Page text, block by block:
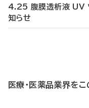
4.25 腹膜透析液 UV
知らせ
医療・医薬品業界を